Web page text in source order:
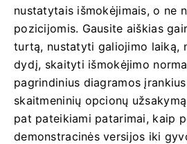
nustatytais išmokėjimais, o ne
pozicijomis. Gausite aiškias
turtą, nustatyti galiojimo laiką,
dydį, skaityti išmokėjimo
pagrindinius diagramos
skaitmeninių opcionų
pat pateikiami patarimai, kaip
demonstracinės versijos iki